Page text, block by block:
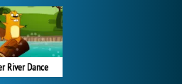
River Dance